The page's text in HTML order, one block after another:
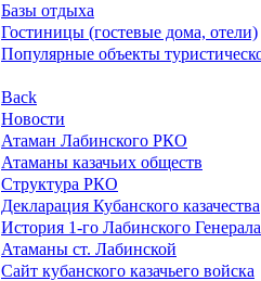
Базы отдыха
Гостиницы (гостевые дома, отели)
Популярные объекты
Back
Новости
Атаман Лабинского РКО
Атаманы казачьих обществ
Структура РКО
Декларация Кубанского казачества
История 1-го Лабинского
Атаманы ст. Лабинской
Cайт кубанского казачьего войска